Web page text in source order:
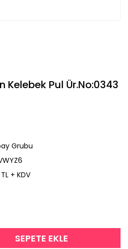
Kelebek Pul Ür.No:0343
Grubu
+ KDV
SEPETE EKLE